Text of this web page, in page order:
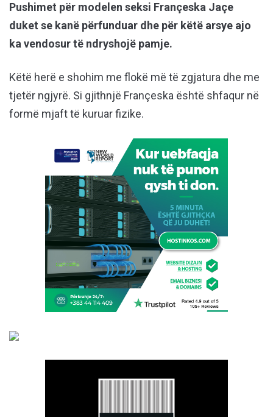
Pushimet për modelen seksi Françeska Jaçe
duket se kanë përfunduar dhe për këtë arsye ajo
ka vendosur të ndryshojë pamje.
Këtë herë e shohim me flokë më të zgjatura dhe me
tjetër ngjyrë. Si gjithnjë Françeska është shfaqur në
formë mjaft të kuruar fizike.